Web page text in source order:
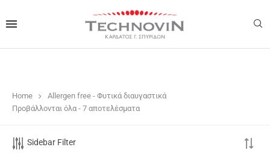
Home
Allergen free - Φυτικά διαυγαστικά
Προβάλλονται όλα - 7 αποτελέσματα
Sidebar Filter